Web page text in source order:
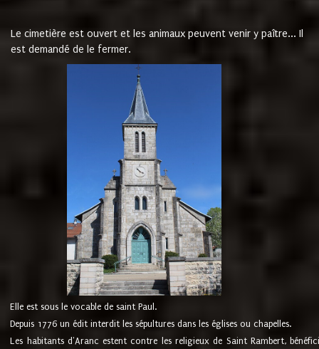
Le cimetière est ouvert et les animaux peuvent venir y paître... Il
est demandé de le fermer.
Elle est sous le vocable de saint Paul.
Depuis 1776 un édit interdit les sépultures dans les églises ou chapelles.
Les habitants d'Aranc estent contre les religieux de Saint Rambert,